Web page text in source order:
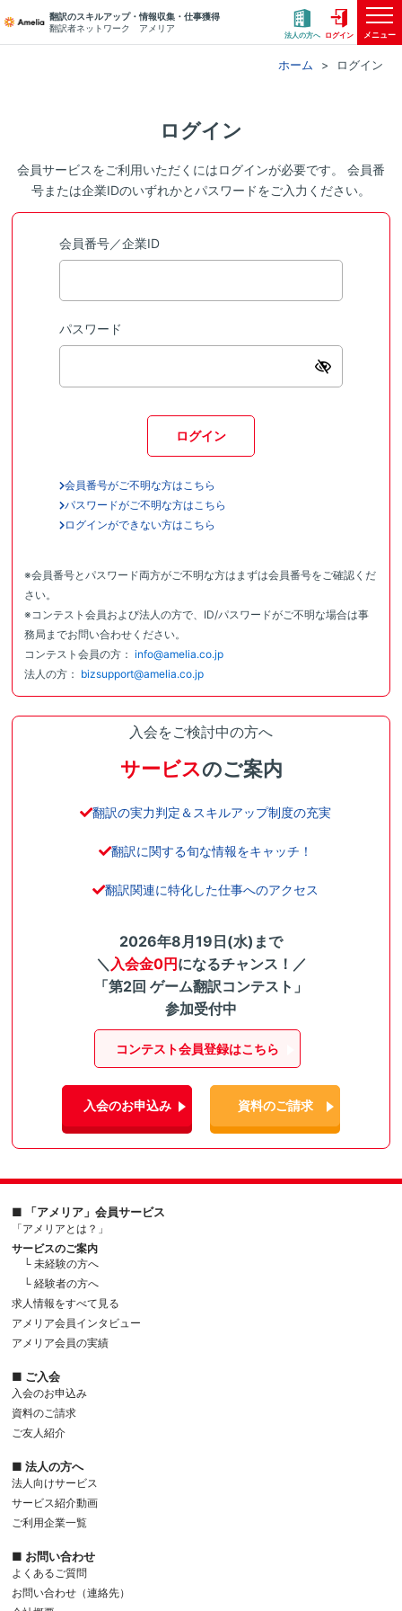
翻訳のスキルアップ・情報収集・仕事獲得
翻訳者ネットワーク アメリア
法人の方へ ログイン メニュー
ホーム ログイン
ログイン
会員サービスをご利用いただくにはログインが必要です。 会員番
号または企業IDのいずれかとパスワードをご入力ください。
会員番号／企業ID
パスワード
ログイン
会員番号がご不明な方はこちら
パスワードがご不明な方はこちら
ログインができない方はこちら
※会員番号とパスワード両方がご不明な方はまずは会員番号をご確認くだ
さい。
※コンテスト会員および法人の方で、ID/パスワードがご不明な場合は事
務局までお問い合わせください。
コンテスト会員の方： info@amelia.co.jp
法人の方： bizsupport@amelia.co.jp
入会をご検討中の方へ
サービスのご案内
翻訳の実力判定＆スキルアップ制度の充実
翻訳に関する旬な情報をキャッチ！
翻訳関連に特化した仕事へのアクセス
2026年8月19日(水)まで
＼ 入会金0円になるチャンス！／
「第2回 ゲーム翻訳コンテスト」
参加受付中
コンテスト会員登録はこちら
入会のお申込み 資料のご請求
■ 「アメリア」会員サービス
「アメリアとは？」
サービスのご案内
└ 未経験の方へ
└ 経験者の方へ
求人情報をすべて見る
アメリア会員インタビュー
アメリア会員の実績
■ ご入会
入会のお申込み
資料のご請求
ご友人紹介
■ 法人の方へ
法人向けサービス
サービス紹介動画
ご利用企業一覧
■ お問い合わせ
よくあるご質問
お問い合わせ（連絡先）